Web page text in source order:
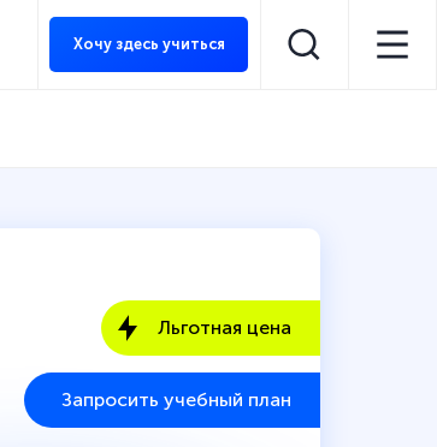
Хочу здесь учиться
Льготная цена
Запросить учебный план